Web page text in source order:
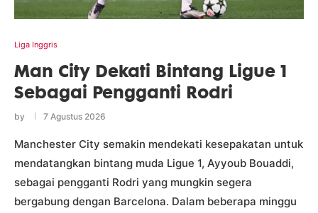
Liga Inggris
Man City Dekati Bintang Ligue 1
Sebagai Pengganti Rodri
by 7 Agustus 2026
Manchester City semakin mendekati kesepakatan untuk
mendatangkan bintang muda Ligue 1, Ayyoub Bouaddi,
sebagai pengganti Rodri yang mungkin segera
bergabung dengan Barcelona. Dalam beberapa minggu